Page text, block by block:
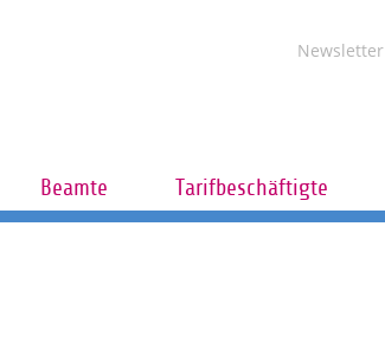
Newsletter
Beamte Tarifbeschäftigte